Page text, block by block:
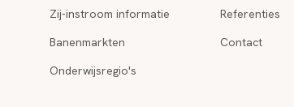
Zij-instroom informatie
Banenmarkten
Onderwijsregio's
Referenties
Contact